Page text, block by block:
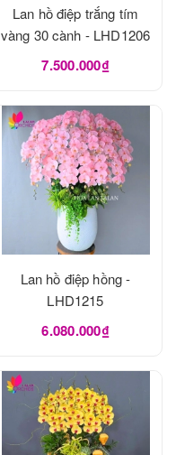
Lan hồ điệp trắng tím
vàng 30 cành - LHD1206
7.500.000₫
Lan hồ điệp hồng -
LHD1215
6.080.000₫